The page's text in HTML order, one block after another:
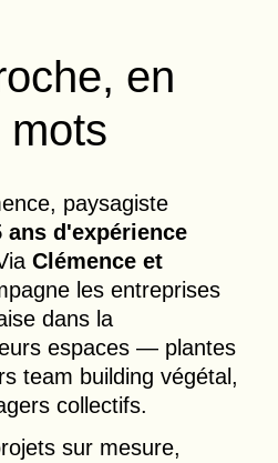
en
mots
paysagiste
ans d'expérience
Clémence et
les entreprises
dans la
espaces — plantes
team building végétal,
collectifs.
sur mesure,